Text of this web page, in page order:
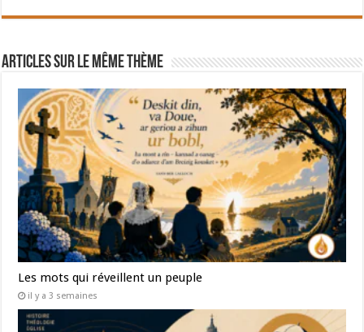
Articles sur le même thème
Les mots qui réveillent un peuple
il y a 3 semaines